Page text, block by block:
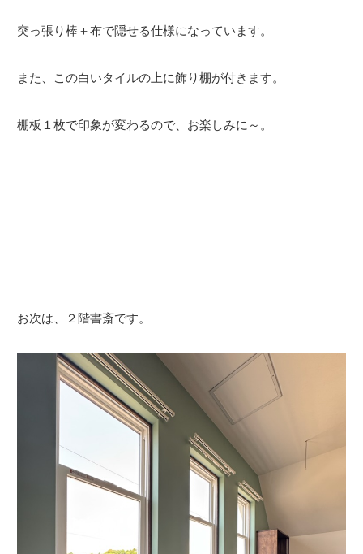
突っ張り棒＋布で隠せる仕様になっています。
また、この白いタイルの上に飾り棚が付きます。
棚板１枚で印象が変わるので、お楽しみに～。
お次は、２階書斎です。